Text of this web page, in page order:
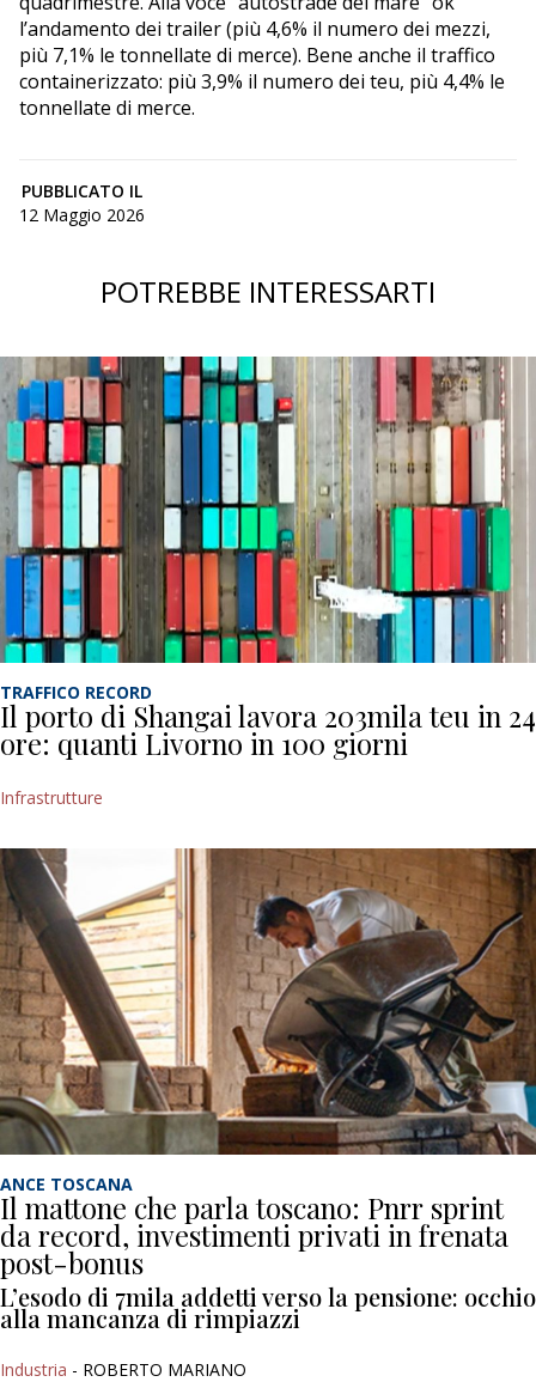
l’andamento dei trailer (più 4,6% il numero dei mezzi,
più 7,1% le tonnellate di merce). Bene anche il traffico
containerizzato: più 3,9% il numero dei teu, più 4,4% le
tonnellate di merce.
PUBBLICATO IL
12 Maggio 2026
POTREBBE INTERESSARTI
TRAFFICO RECORD
Il porto di Shangai lavora 203mila teu in 24
ore: quanti Livorno in 100 giorni
Infrastrutture
ANCE TOSCANA
Il mattone che parla toscano: Pnrr sprint
da record, investimenti privati in frenata
post-bonus
L’esodo di 7mila addetti verso la pensione: occhio
alla mancanza di rimpiazzi
Industria - ROBERTO MARIANO